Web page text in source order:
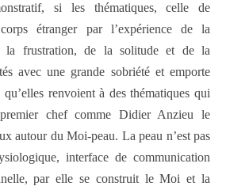
si les thématiques, celle de
étranger par l’expérience de la
la frustration, de la solitude et de la
avec une grande sobriété et emporte
qu’elles renvoient à des thématiques qui
chef comme Didier Anzieu le
autour du Moi-peau. La peau n’est pas
interface de communication
par elle se construit le Moi et la